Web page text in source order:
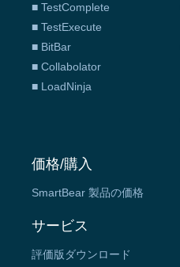
■ TestComplete
■ TestExecute
■ BitBar
■ Collabolator
■ LoadNinja
価格/購入
SmartBear 製品の価格
サービス
評価版ダウンロード